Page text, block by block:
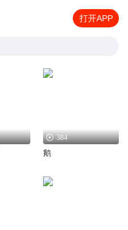
打开APP
384
鹅